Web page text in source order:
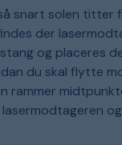
snart solen titter
der
og placeres
du skal flytte
rammer